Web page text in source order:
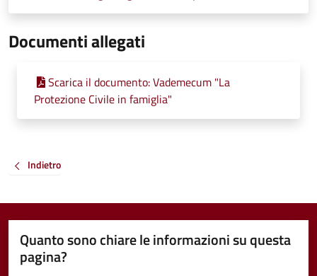
Documenti allegati
Scarica il documento: Vademecum "La
Protezione Civile in famiglia"
Indietro
Quanto sono chiare le informazioni su questa
pagina?